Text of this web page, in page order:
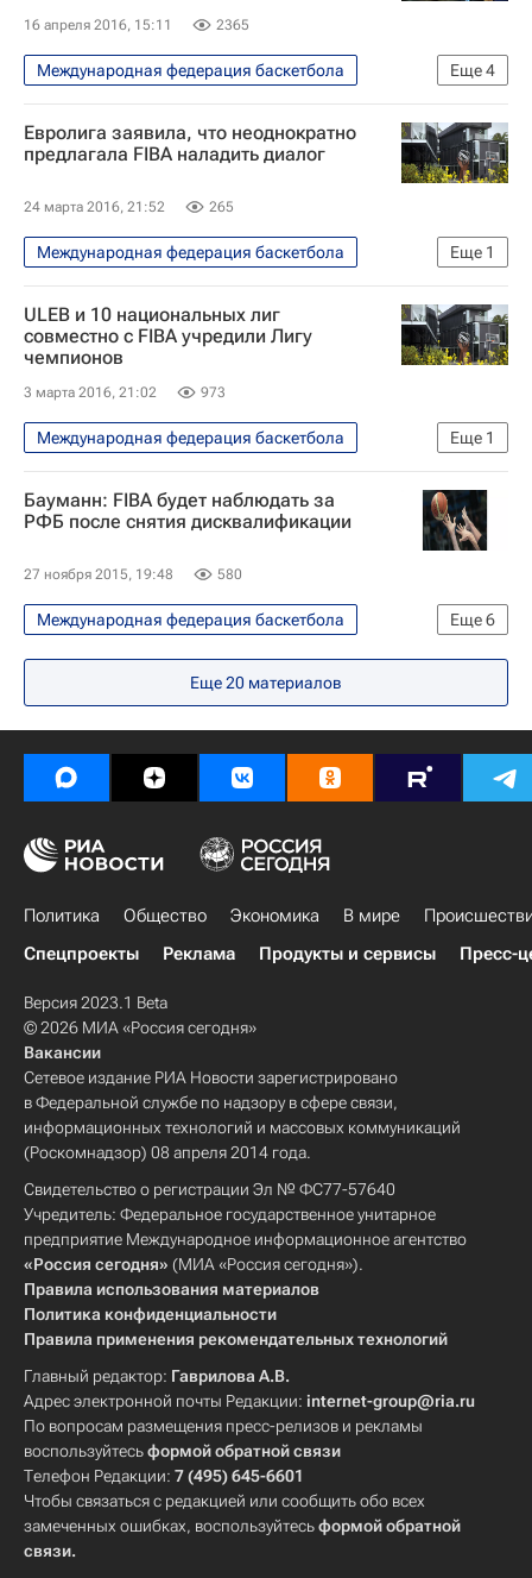
16 апреля 2016, 15:11 2365
Еще4
Международная федерация баскетбола
Спорт
Сергей Базаревич
FIBA Europe
Россия
Евролига заявила, что неоднократно
предлагала FIBA наладить диалог
24 марта 2016, 21:52 265
Еще 1
Международная федерация баскетбола
Спорт
ULEB и 10 национальных лиг
совместно с FIBA учредили Лигу
чемпионов
3 марта 2016, 21:02 973
Еще 1
Международная федерация баскетбола
Спорт
Бауманн: FIBA будет наблюдать за
РФБ после снятия дисквалификации
27 ноября 2015, 19:48 580
Еще6
Международная федерация баскетбола
Спорт
Весь мир
Европа
Россия
Российская федерация баскетбола (РФБ)
Еще20 материалов
Политика Общество Экономика В мире
Спецпроекты
Реклама Продукты и сервисы Пресс-
Версия 2023.1 Beta
© 2026 МИА «Россия сегодня»
Вакансии
Сетевое издание РИА Новости зарегистрировано
в Федеральной службе по надзору в сфере связи,
информационных технологий и массовых коммуникаций
(Роскомнадзор) 08 апреля 2014 года.
Свидетельство о регистрации Эл № ФС77-57640
Учредитель: Федеральное государственное унитарное
предприятие Международное информационное агентство
«Россия сегодня» (МИА «Россия сегодня»).
Правила использования материалов
Политика конфиденциальности
Правила применения рекомендательных технологий
Главный редактор: Гаврилова А.В.
Адрес электронной почты Редакции: internet-group@ria.ru
По вопросам размещения пресс-релизов и рекламы
воспользуйтесьформой обратной связи
Телефон Редакции: 7 (495) 645-6601
Чтобы связаться с редакцией или сообщить обо всех
замеченных ошибках, воспользуйтесьформой обратной
связи.